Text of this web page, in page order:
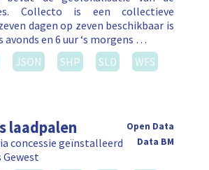
Collecto is een collectieve
dagen op zeven beschikbaar is
avonds en 6 uur ‘s morgens …
JSON SHP SLD
WFS
laadpalen
Open Data
Data BM
concessie geïnstalleerd
Gewest